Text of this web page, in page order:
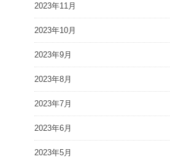
2023年11月
2023年10月
2023年9月
2023年8月
2023年7月
2023年6月
2023年5月